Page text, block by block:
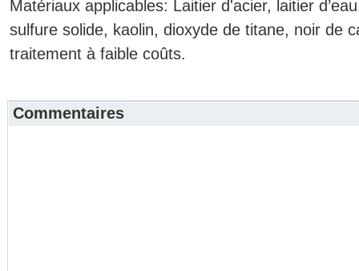
Matériaux applicables: Laitier d'acier, laitier
sulfure solide, kaolin, dioxyde de titane, noir de
traitement à faible coûts.
Commentaires